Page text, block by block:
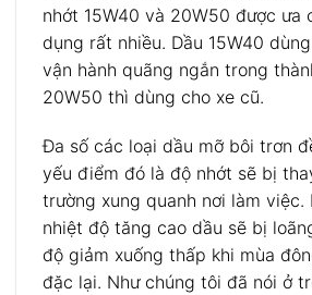
nhớt 15W40 và 20W50 được ưa
dụng rất nhiều. Dầu 15W40
vận hành quãng ngắn trong
20W50 thì dùng cho xe cũ.
Đa số các loại dầu mỡ bôi trơn
yếu điểm đó là độ nhớt sẽ bị
trường xung quanh nơi làm việc.
nhiệt độ tăng cao dầu sẽ bị
độ giảm xuống thấp khi mùa
đặc lại. Như chúng tôi đã nói ở